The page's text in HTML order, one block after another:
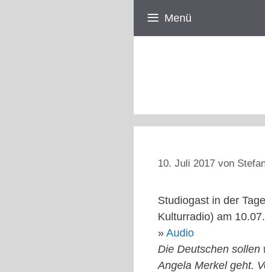
Menü
10. Juli 2017 von
Studiogast in der
Kulturradio) am
» Audio
Die Deutschen sollen
Angela Merkel geht.